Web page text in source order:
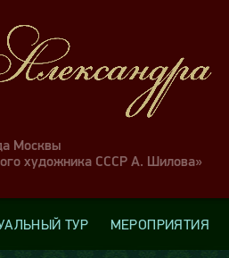
Москвы
художника СССР А. Шилова»
ТУР МЕРОПРИЯТИЯ